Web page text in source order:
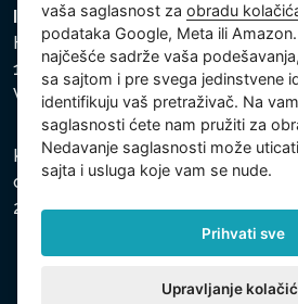
Intex Trading, s.r.o.
Hradecká 2526/3
130 00 Praha 3
Vinohrady - Česká republika
Kompanija je registrovana u
odeljak C, uložak 74759,
26150808, Poreski identifikacioni
vaša saglasnost zaobradu
podataka Google, Meta ili
najčešće sadrže vaša
sa sajtom i pre svega jedinstvene
identifikuju vaš pretraživač. Na
saglasnosti ćete nam pružiti za
Nedavanje saglasnosti može
sajta i usluga koje vam se nude.
Prihvati sve
Upravljanje